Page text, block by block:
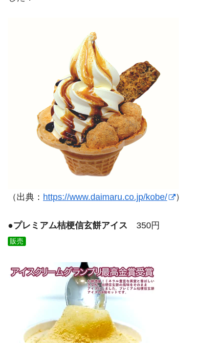
（出典： https://www.daimaru.co.jp/kobe/ ）
●プレミアム桔梗信玄餅アイス 350円
販売